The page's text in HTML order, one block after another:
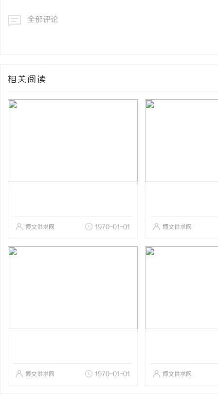
全部评论
相关阅读
博文供求网 1970-01-01 博文供求网
博文供求网 1970-01-01 博文供求网